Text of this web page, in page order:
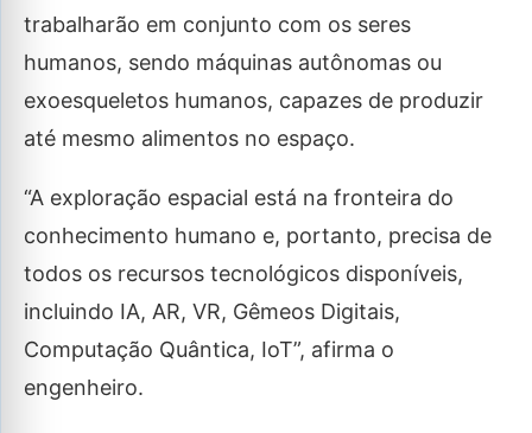
trabalharão em conjunto com os seres
humanos, sendo máquinas autônomas ou
exoesqueletos humanos, capazes de produzir
até mesmo alimentos no espaço.
“A exploração espacial está na fronteira do
conhecimento humano e, portanto, precisa de
todos os recursos tecnológicos disponíveis,
incluindo IA, AR, VR, Gêmeos Digitais,
Computação Quântica, IoT”, afirma o
engenheiro.